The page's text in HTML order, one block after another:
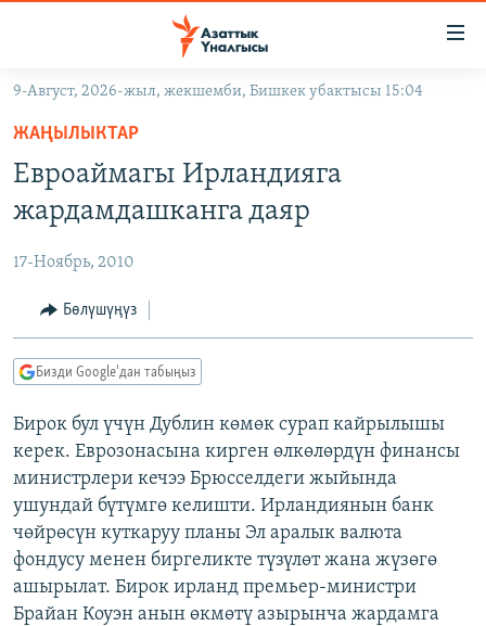
Навигацияга
өтүңүз
Издөөгө
салыңызКЫРГЫЗСТАН
ЭКОНОМИКА
МАДАНИЯТ
ДҮЙНӨ
БОРБОР АЗИЯ
УКРАИНА
АТАЙЫН ИЛИКТӨӨ
ТВ ПРОГРАММАЛАР
ЭКСПЕРТТЕР ТАЛДАЙТ
БИЗ ЖАНА ДҮЙНӨ
ДАНИСТЕ
ЭЖЕ-СИҢДИЛЕР
АЗАТТЫК+
ЫҢГАЙСЫЗ СУРООЛОР
ӨЗГӨЧӨ ПИКИР
Русский
ОНЛАЙН ШЕРИНЕ
9-Август, 2026-жыл, жекшемби, Бишкек убактысы 15:04
ЖАҢЫЛЫКТАР
Евроаймагы Ирландияга
жардамдашканга даяр
17-Ноябрь, 2010
Бөлүшүңүз
Бизди Google'дан табыңыз
Бирок бул үчүн Дублин көмөк сурап кайрылышы
керек. Еврозонасына кирген өлкөлөрдүн финансы
министрлери кечээ Брюсселдеги жыйында
ушундай бүтүмгө келишти. Ирландиянын банк
чөйрөсүн куткаруу планы Эл аралык валюта
фондусу менен биргеликте түзүлөт жана жүзөгө
ашырылат. Бирок ирланд премьер-министри
Брайан Коуэн анын өкмөтү азырынча жардамга